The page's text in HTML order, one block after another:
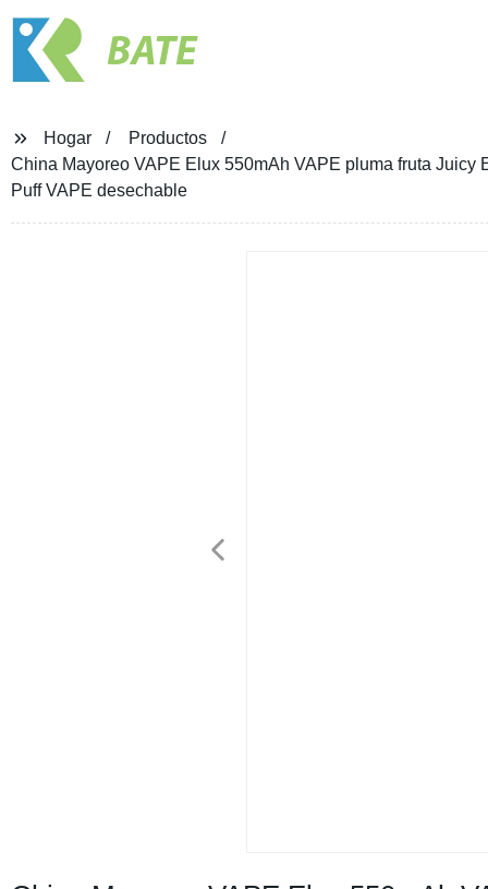
BATE
Hogar
Productos
China Mayoreo VAPE Elux 550mAh VAPE pluma fruta
Puff VAPE desechable